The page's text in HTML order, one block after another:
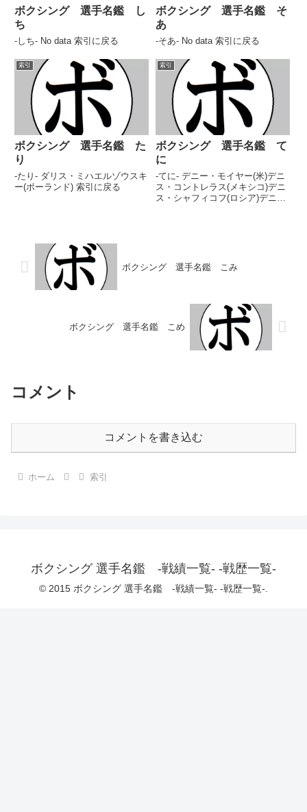
ボクシング 選手名鑑 し
ち
-しち- No data 索引に戻る
ボクシング 選手名鑑 そ
あ
-そあ- No data 索引に戻る
索引
ボクシング 選手名鑑 た
り
-たり- ダリス・ミハエルゾウスキ
ー(ポーランド) 索引に戻る
索引
ボクシング 選手名鑑 て
に
-てに- デニー・モイヤー(米)デニ
ス・コントレラス(メキシコ)デニ
ス・シャフィコフ(ロシア)デニ
ボクシング 選手名鑑 こみ
ボクシング 選手名鑑 こめ
コメント
コメントを書き込む
ホーム 索引
ボクシング 選手名鑑 -戦績一覧- -戦歴一覧-
© 2015 ボクシング 選手名鑑 -戦績一覧- -戦歴一覧-.